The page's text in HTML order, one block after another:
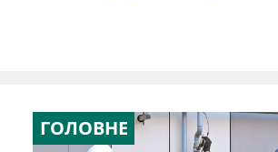
ГОЛОВНЕ